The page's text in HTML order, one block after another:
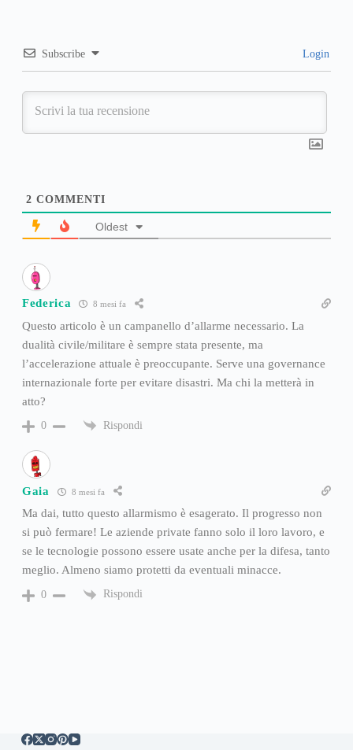
Subscribe Login
2 COMMENTI
Oldest
Federica 8 mesi fa
Questo articolo è un campanello d’allarme necessario. La
dualità civile/militare è sempre stata presente, ma
l’accelerazione attuale è preoccupante. Serve una governance
internazionale forte per evitare disastri. Ma chi la metterà in
atto?
0 Rispondi
Gaia 8 mesi fa
Ma dai, tutto questo allarmismo è esagerato. Il progresso non
si può fermare! Le aziende private fanno solo il loro lavoro, e
se le tecnologie possono essere usate anche per la difesa, tanto
meglio. Almeno siamo protetti da eventuali minacce.
0 Rispondi